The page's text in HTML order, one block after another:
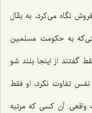
نگاه می‌كرد، به بقّال
به حكومت مسلمین
از اینجا بلند شو
نفس تفاوت نكرد، او فقط
واقعی. آن كسی كه مرتبه